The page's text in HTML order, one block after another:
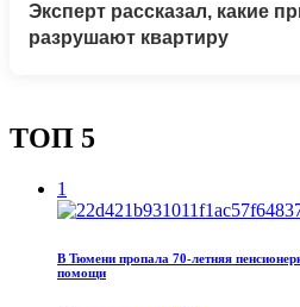
Эксперт рассказал, какие
разрушают квартиру
ТОП 5
1
В Тюмени пропала 70‑летняя
помощи